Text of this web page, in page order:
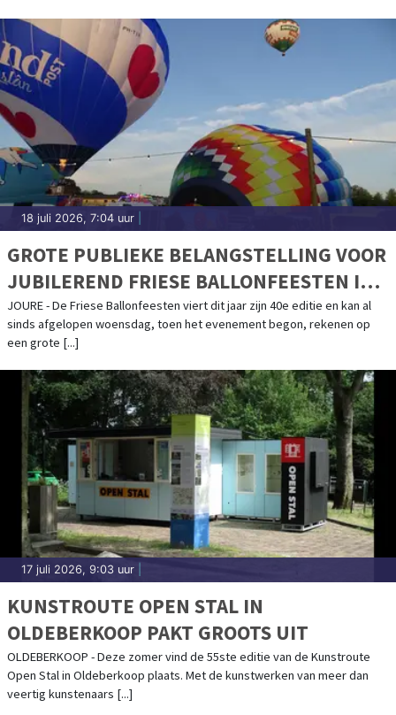
18 juli 2026, 7:04 uur
GROTE PUBLIEKE BELANGSTELLING VOOR
JUBILEREND FRIESE BALLONFEESTEN IN
JOURE
JOURE - De Friese Ballonfeesten viert dit jaar zijn 40e editie en kan al
sinds afgelopen woensdag, toen het evenement begon, rekenen op
een grote [...]
17 juli 2026, 9:03 uur
KUNSTROUTE OPEN STAL IN
OLDEBERKOOP PAKT GROOTS UIT
OLDEBERKOOP - Deze zomer vind de 55ste editie van de Kunstroute
Open Stal in Oldeberkoop plaats. Met de kunstwerken van meer dan
veertig kunstenaars [...]